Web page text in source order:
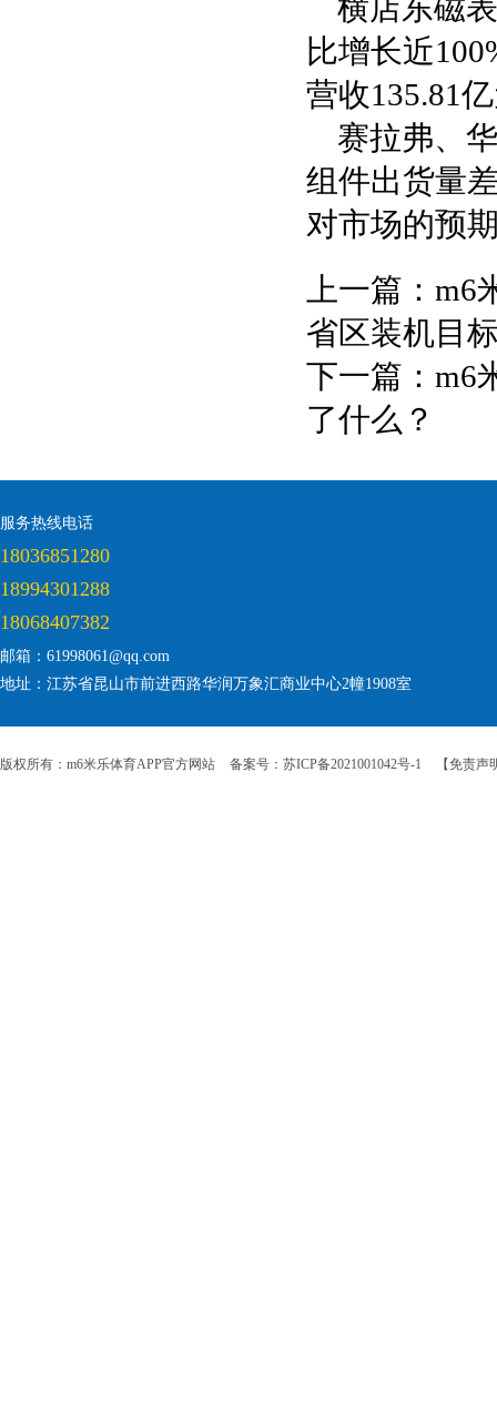
横店东磁
比增长近
营收135.81
赛拉弗、
组件出货量
对市场的预
上一篇： m6
省区装机目
下一篇： m6
了什么？
服务热线电话
18036851280
18994301288
18068407382
邮箱：61998061@qq.com
地址：江苏省昆山市前进西路华润万象汇商业中心2幢1908室
版权所有：m6米乐体育APP官方网站 备案号：苏ICP备2021001042号-1 【免责声